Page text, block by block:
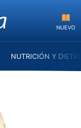
NUEVO
NUTRICIÓN Y